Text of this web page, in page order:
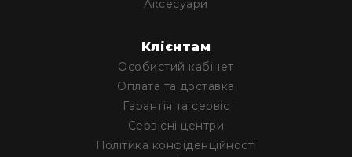
IP
Для
офісів
та
колл-
центрів
Аксесуари
і
Аксесуари
Клієнтам
Особистий кабінет
Оплата та доставка
Гарантія та сервіс
Сервісні центри
Політика конфіденційності